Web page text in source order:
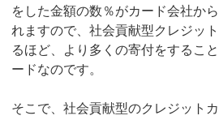
をした金額の数％がカード会社か
れますので、社会貢献型クレジッ
るほど、より多くの寄付をするこ
ードなのです。
そこで、社会貢献型のクレジット